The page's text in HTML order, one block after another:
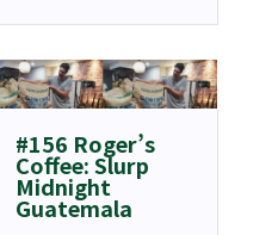
#156 Roger’s
Coffee: Slurp
Midnight
Guatemala